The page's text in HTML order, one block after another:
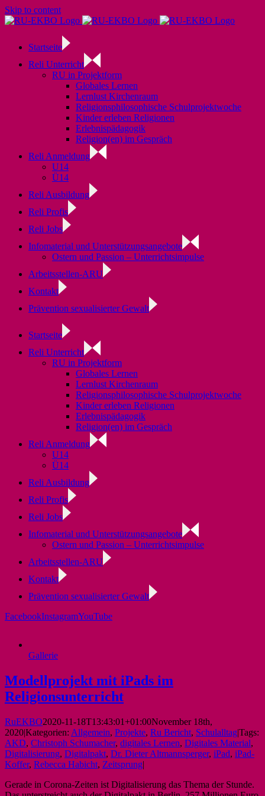
Skip to content
Startseite
Reli Unterricht
RU in Projektform
Globales Lernen
Lernlust Kirchenraum
Religionsphilosophische Schulprojektwoche
Kinder erleben Religionen
Erlebnispädagogik
Religion(en) im Gespräch
Reli Anmeldung
U14
Ü14
Reli Ausbildung
Reli Profis
Reli Jobs
Infomaterial und Unterstützungsangebote
Ostern und Passion – Unterrichtsimpulse
Arbeitsstellen-ARU
Kontakt
Prävention sexualisierter Gewalt
Startseite
Reli Unterricht
RU in Projektform
Globales Lernen
Lernlust Kirchenraum
Religionsphilosophische Schulprojektwoche
Kinder erleben Religionen
Erlebnispädagogik
Religion(en) im Gespräch
Reli Anmeldung
U14
Ü14
Reli Ausbildung
Reli Profis
Reli Jobs
Infomaterial und Unterstützungsangebote
Ostern und Passion – Unterrichtsimpulse
Arbeitsstellen-ARU
Kontakt
Prävention sexualisierter Gewalt
FacebookInstagramYouTube
Gallerie
Modellprojekt mit iPads im
Religionsunterricht
RuEKBO2020-11-18T13:43:01+01:00November 18th,
2020|Kategorien: Allgemein, Projekte, Ru Bericht, Schulalltag|Tags:
AKD, Christoph Schumacher, digitales Lernen, Digitales Material,
Digitalisierung, Digitalpakt, Dr. Dieter Altmannsperger, iPad, iPad-
Koffer, Rebecca Habicht, Zeitsprung|
Gerade in Corona-Zeiten ist Digitalisierung das Thema der Stunde.